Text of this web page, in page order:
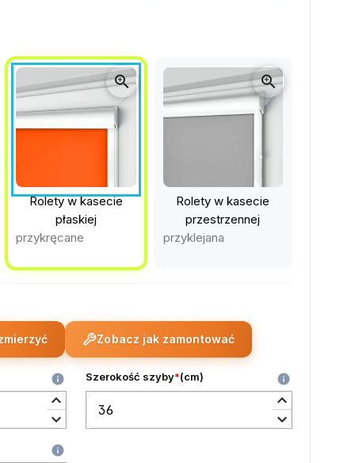
zoom_in
Rolety w kasecie
płaskiej
przykręcane
zoom_in
Rolety w kasecie
przestrzennej
przyklejana
Zobacz jak zamontować
info
keyboard_arrow_up
keyboard_arrow_down
Szerokość szyby*(cm) info
keyboard_arrow_up
keyboard_arrow_down
info